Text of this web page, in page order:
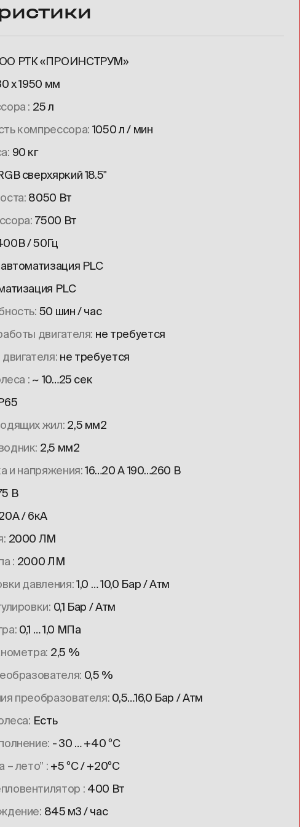
РТК «ПРОИНСТРУМ»
х 1950 мм
25 л
компрессора 1050 л / мин
90 кг
сверхяркий 18.5"
8050 Вт
7500 Вт
/ 50Гц
автоматизация PLC
PLC
50 шин / час
двигателя не требуется
не требуется
~ 10…25 сек
жил 2,5 мм2
2,5 мм2
и напряжения 16…20 А 190…260 В
В
/ 6кА
2000 ЛМ
2000 ЛМ
давления 1,0 … 10,0 Бар / Атм
0,1 Бар / Атм
0,1 … 1,0 МПа
2,5 %
0,5 %
преобразователя 0,5…16,0 Бар / Атм
Есть
- 30 … +40 ºC
– лето”
+5 ºC / +20ºC
400 Вт
845 м3 / час